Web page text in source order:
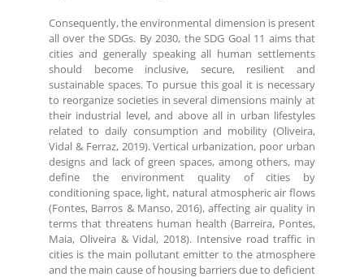
Consequently, the environmental dimension is present
all over the SDGs. By 2030, the SDG Goal 11 aims that
cities and generally speaking all human settlements
should become inclusive, secure, resilient and
sustainable spaces. To pursue this goal it is necessary
to reorganize societies in several dimensions mainly at
their industrial level, and above all in urban lifestyles
related to daily consumption and mobility (Oliveira,
Vidal & Ferraz, 2019). Vertical urbanization, poor urban
designs and lack of green spaces, among others, may
define the environment quality of cities by
conditioning space, light, natural atmospheric air flows
(Fontes, Barros & Manso, 2016), affecting air quality in
terms that threatens human health (Barreira, Pontes,
Maia, Oliveira & Vidal, 2018). Intensive road traffic in
cities is the main pollutant emitter to the atmosphere
and the main cause of housing barriers due to deficient